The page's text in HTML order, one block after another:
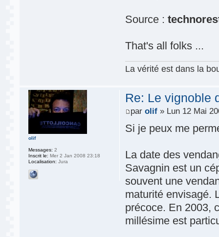
Source :
That's all folks ...
La vérité est dans la
Re: Le vignoble
parolif » Lun 12 Mai
Si je peux me
La date des
Savagnin est un
souvent une
maturité envisagé.
précoce. En 2003,
millésime est
olif
Messages: 2
Inscrit le: Mer 2 Jan 2008 23:18
Localisation: Jura